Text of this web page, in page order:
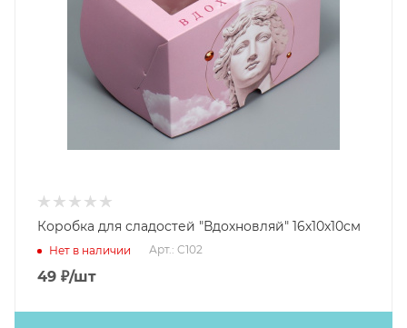
Коробка для сладостей "Вдохновляй" 16х10х10см
Нет в наличии Арт.: C102
49 ₽/шт